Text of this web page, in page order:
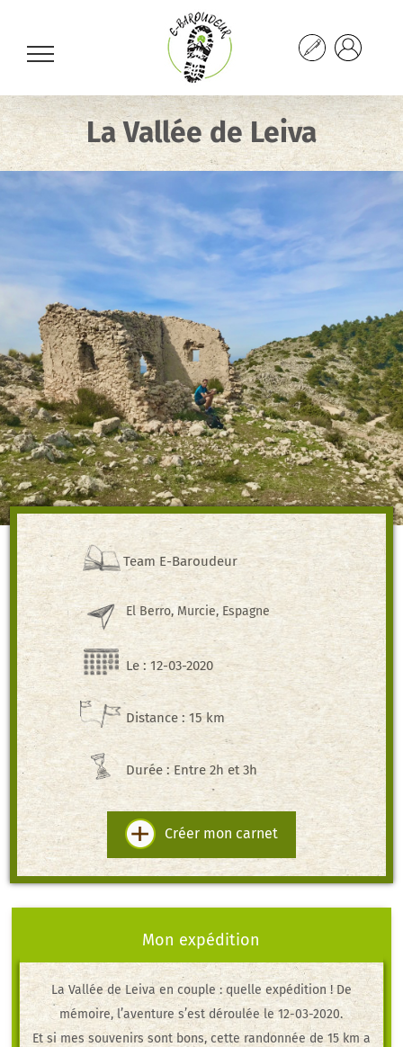
contenu
La Vallée de Leiva
Team E-Baroudeur
El Berro, Murcie, Espagne
Le : 12-03-2020
Distance : 15 km
Durée : Entre 2h et 3h
Créer mon carnet
Mon expédition
La Vallée de Leiva en couple : quelle expédition ! De
mémoire, l’aventure s’est déroulée le 12-03-2020.
Et si mes souvenirs sont bons, cette randonnée de 15 km a